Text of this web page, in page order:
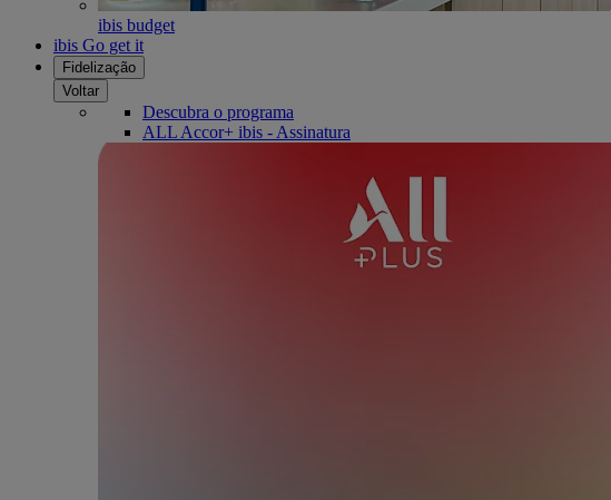
ibis budget
ibis Go get it
Fidelização
Voltar
Descubra o programa
ALL Accor+ ibis - Assinatura